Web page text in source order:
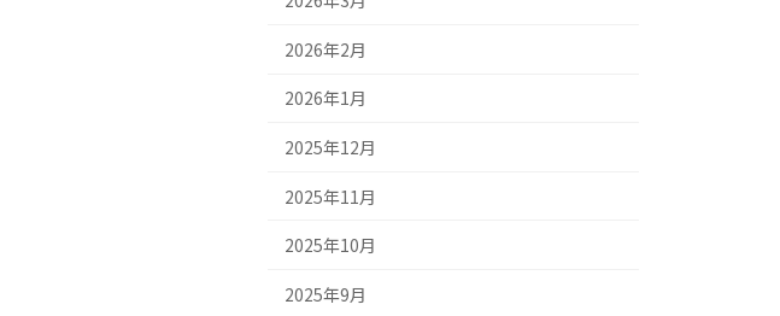
2026年2月
2026年1月
2025年12月
2025年11月
2025年10月
2025年9月